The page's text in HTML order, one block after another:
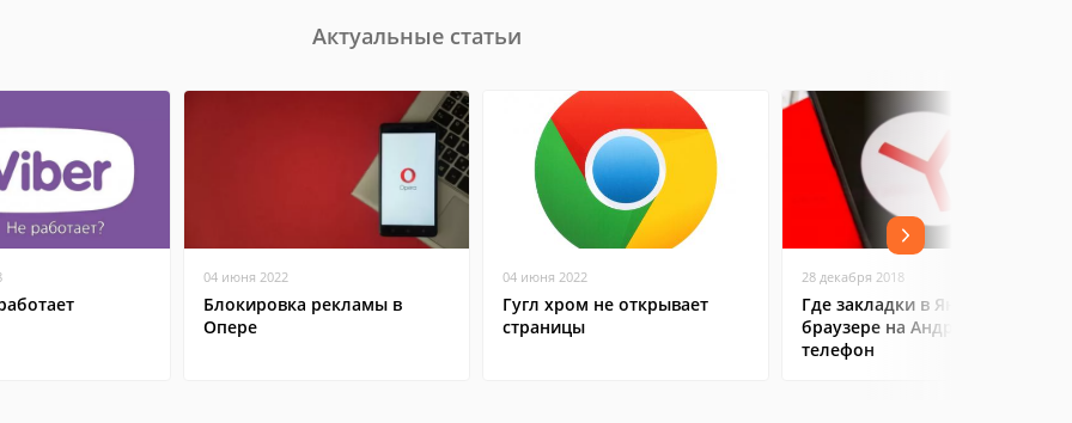
Актуальные статьи
04 июня 2022
Блокировка рекламы в
Опере
04 июня 2022
Гугл хром не открывает
страницы
28 декабря 2018
Где закладки в Яндекс
браузере на Андроид
телефон